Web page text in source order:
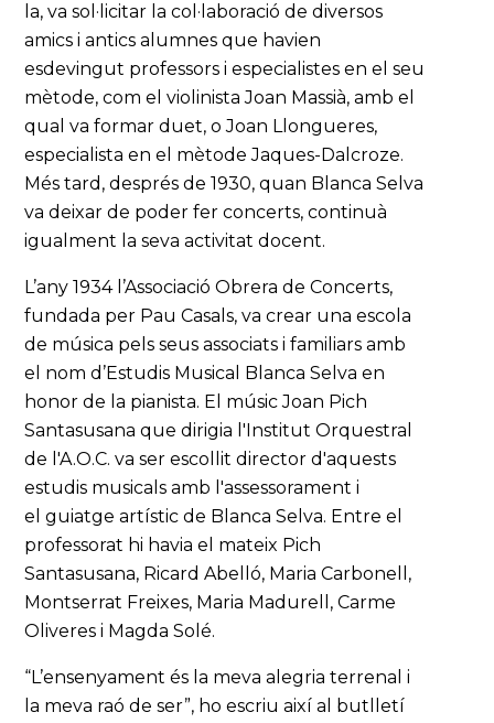
la, va sol·licitar la col·laboració de diversos
amics i antics alumnes que havien
esdevingut professors i especialistes en el seu
mètode, com el violinista Joan Massià, amb el
qual va formar duet, o Joan Llongueres,
especialista en el mètode Jaques-Dalcroze.
Més tard, després de 1930, quan Blanca Selva
va deixar de poder fer concerts, continuà
igualment la seva activitat docent.
L’any 1934 l’Associació Obrera de Concerts,
fundada per Pau Casals, va crear una escola
de música pels seus associats i familiars amb
el nom d’Estudis Musical Blanca Selva en
honor de la pianista. El músic Joan Pich
Santasusana que dirigia l'Institut Orquestral
de l'A.O.C. va ser escollit director d'aquests
estudis musicals amb l'assessorament i
el guiatge artístic de Blanca Selva. Entre el
professorat hi havia el mateix Pich
Santasusana, Ricard Abelló, Maria Carbonell,
Montserrat Freixes, Maria Madurell, Carme
Oliveres i Magda Solé.
“L’ensenyament és la meva alegria terrenal i
la meva raó de ser”, ho escriu així al butlletí